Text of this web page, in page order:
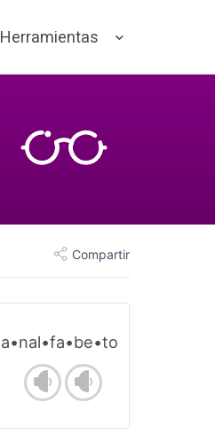
Herramientas
Compartir
a•nal•fa•be•to